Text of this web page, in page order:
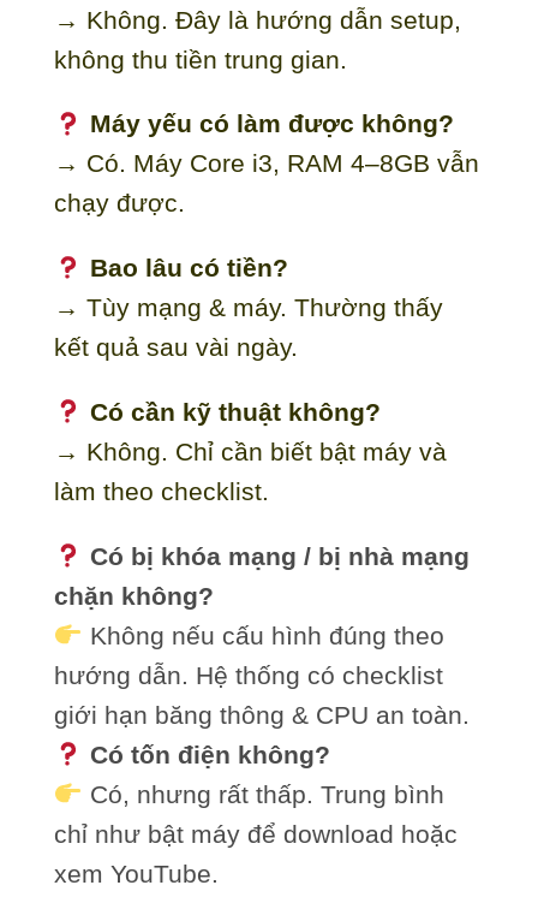
→ Không. Đây là hướng dẫn setup,
không thu tiền trung gian.
Máy yếu có làm được không?
→ Có. Máy Core i3, RAM 4–8GB vẫn
chạy được.
Bao lâu có tiền?
→ Tùy mạng & máy. Thường thấy
kết quả sau vài ngày.
Có cần kỹ thuật không?
→ Không. Chỉ cần biết bật máy và
làm theo checklist.
Có bị khóa mạng / bị nhà mạng
chặn không?
Không nếu cấu hình đúng theo
hướng dẫn. Hệ thống có checklist
giới hạn băng thông & CPU an toàn.
Có tốn điện không?
Có, nhưng rất thấp. Trung bình
chỉ như bật máy để download hoặc
xem YouTube.